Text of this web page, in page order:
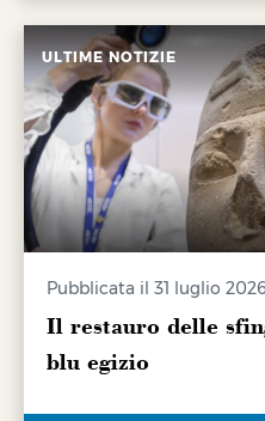
ULTIME NOTIZIE
Pubblicata il 31 luglio
Il restauro delle
blu egizio